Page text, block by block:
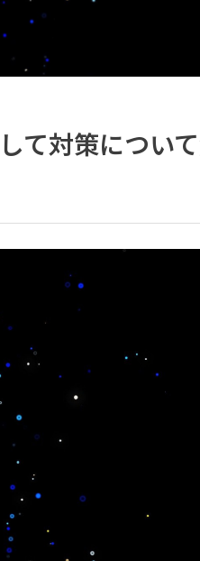
て対策につい